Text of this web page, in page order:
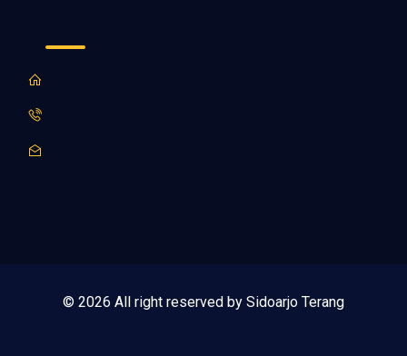
© 2026 All right reserved by Sidoarjo Terang